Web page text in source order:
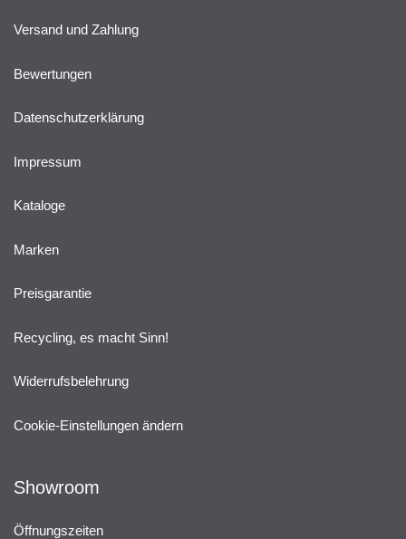
Versand und Zahlung
Bewertungen
Datenschutzerklärung
Impressum
Kataloge
Marken
Preisgarantie
Recycling, es macht Sinn!
Widerrufsbelehrung
Cookie-Einstellungen ändern
Showroom
Öffnungszeiten